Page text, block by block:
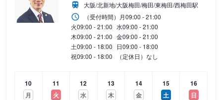
大阪/北新地/大阪梅田/梅田/東梅田/西梅田駅
（受付時間） 月09:00 - 21:00
火09:00 - 21:00 水09:00 - 21:00
木09:00 - 21:00 金09:00 - 21:00
土09:00 - 18:00 日09:00 - 18:00
祝09:00 - 18:00 （定休日）なし
10
月
11
火
12
水
13
木
14
金
15
土
16
日